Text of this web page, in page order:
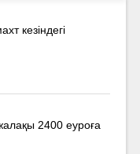
кезіндегі
2400 еуроға